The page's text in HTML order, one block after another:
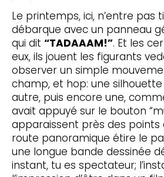
Le printemps, ici, n’entre pas
débarque avec un panneau
qui dit “TADAAAM!”. Et les
eux, ils jouent les figurants
observer un simple
champ, et hop: une
autre, puis encore une,
avait appuyé sur le bouton
apparaissent près des points
route panoramique étire le
une longue bande dessinée
instant, tu es spectateur;